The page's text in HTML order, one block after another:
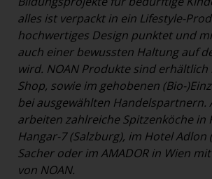
alles ist verpackt in ein Lifestyle-
hochwertiges Design punktet und
auch einer bewussten Haltung auf
wird. NOAN Produkte sind erhältlich
Shop, sowie im gehobenen (Bio-
bei ausgewählten Handelspartnern.
arbeiten zahlreiche Spitzenköche in
Hangar-7 (Salzburg), im Hotel Adlon
Sacher oder im AMADOR in Wien
von NOAN.